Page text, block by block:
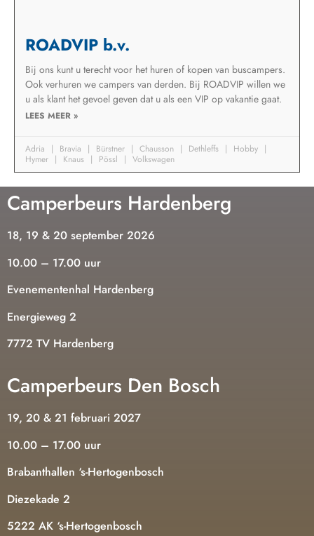
ROADVIP b.v.
Bij ons kunt u terecht voor het huren of kopen van buscampers.
Ook verhuren we campers van derden. Bij ROADVIP willen we
u als klant het gevoel geven dat u als een VIP op vakantie gaat.
LEES MEER »
Adria Bravia Bürstner Chausson Dethleffs
Hobby
Hymer
Knaus Pössl Volkswagen
Camperbeurs Hardenberg
18, 19 & 20 september 2026
10.00 – 17.00 uur
Evenementenhal Hardenberg
Energieweg 2
7772 TV Hardenberg
Camperbeurs Den Bosch
19, 20 & 21 februari 2027
10.00 – 17.00 uur
Brabanthallen ‘s-Hertogenbosch
Diezekade 2
5222 AK ‘s-Hertogenbosch